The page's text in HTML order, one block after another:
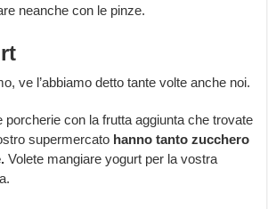
neanche con le pinze.
ve l’abbiamo detto tante volte anche noi.
porcherie con la frutta aggiunta che trovate
supermercato hanno tanto zucchero
Volete mangiare yogurt per la vostra